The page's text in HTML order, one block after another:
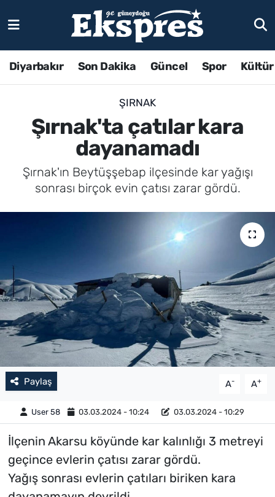
Diyarbakır Son Dakika Güncel Spor
ŞIRNAK
Şırnak'ta çatılar kara
dayanamadı
Şırnak'ın Beytüşşebap ilçesinde kar yağışı
sonrası birçok evin çatısı zarar gördü.
Paylaş A- A+
User 58 03.03.2024 - 10:24 03.03.2024 - 10:29
İlçenin Akarsu köyünde kar kalınlığı 3 metreyi
geçince evlerin çatısı zarar gördü.
Yağış sonrası evlerin çatıları biriken kara